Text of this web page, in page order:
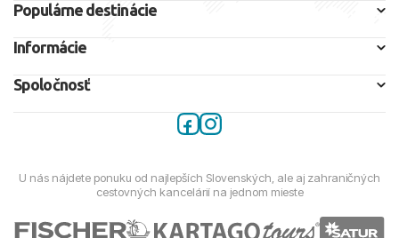
Populárne destinácie
Informácie
Spoločnosť
U nás nájdete ponuku od najlepších Slovenských, ale aj zahraničných
cestovných kancelárií na jednom mieste